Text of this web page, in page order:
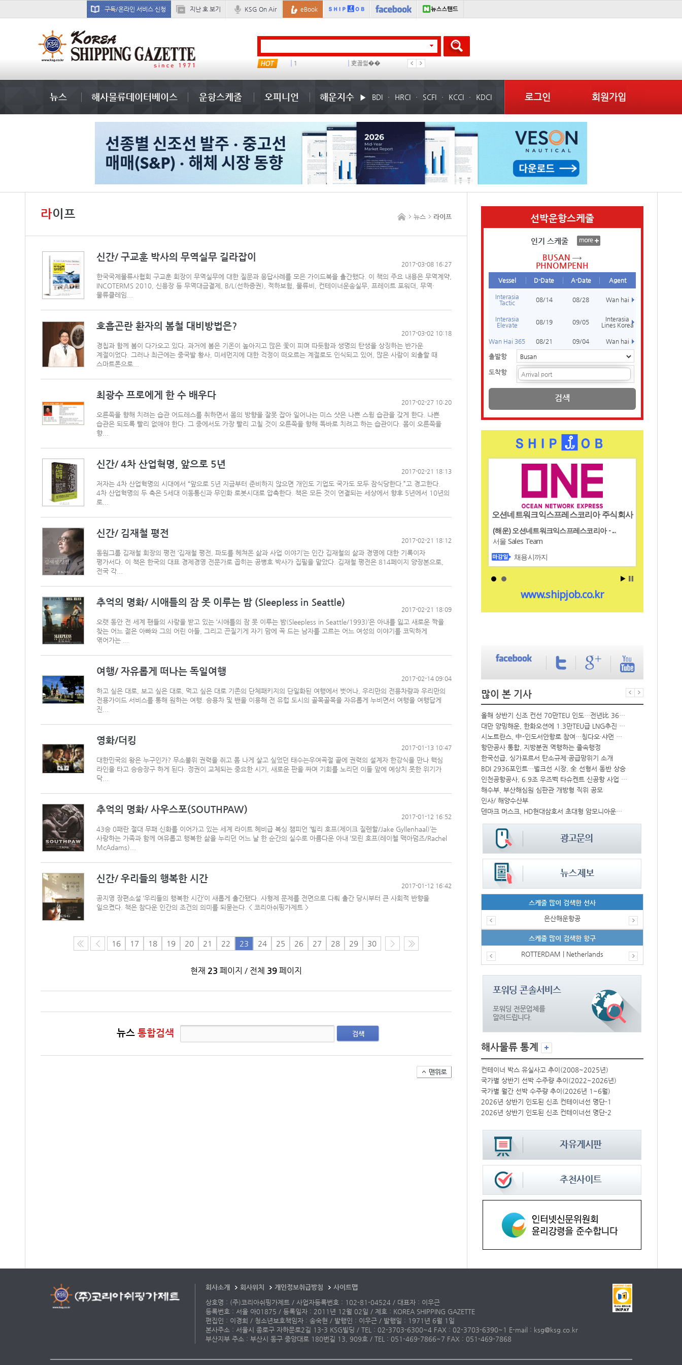
구독/온라인 서비스 신청 지난 호 보기 KSG On Air eBook
국제선박투자운용 ���ͤ 컨테이너 임대사 1 吏꾪씗�� 국제선박투자운용
뉴스 해사물류데이터베이스 운항스케줄 오피니언 해운지수 BDI HRCI SCFI KCCI KDCI 로그인 회원가입
라이프 뉴스 라이프
신간/ 구교훈 박사의 무역실무 길라잡이
2017-03-08 16:27
한국국제물류사협회 구교훈 회장이 무역실무에 대한 질문과 응답사례를 모은 가이드북을 출간했다. 이 책의 주요 내용은 무역계약,
INCOTERMS 2010, 신용장 등 무역대금결제, B/L(선하증권), 적하보험, 물류비, 컨테이너운송실무, 프레이트 포워더, 무역·
물류클레임...
호흡곤란 환자의 봄철 대비방법은?
2017-03-02 10:18
경칩과 함께 봄이 다가오고 있다. 과거에 봄은 기온이 높아지고 많은 꽃이 피며 따듯함과 생명의 탄생을 상징하는 반가운
계절이었다. 그러나 최근에는 중국발 황사, 미세먼지에 대한 걱정이 떠오르는 계절로도 인식되고 있어, 많은 사람이 외출할 때
스마트폰으로...
최광수 프로에게 한 수 배우다
2017-02-27 10:20
오른쪽을 향해 치려는 습관 어드레스를 취하면서 몸의 방향을 잘못 잡아 일어나는 미스 샷은 나쁜 스윙 습관을 갖게 한다. 나쁜
습관은 되도록 빨리 없애야 한다. 그 중에서도 가장 빨리 고칠 것이 오른쪽을 향해 똑바로 치려고 하는 습관이다. 몸이 오른쪽을
향...
신간/ 4차 산업혁명, 앞으로 5년
2017-02-21 18:13
저자는 4차 산업혁명의 시대에서 “앞으로 5년 지금부터 준비하지 않으면 개인도 기업도 국가도 모두 잠식당한다.”고 경고한다.
4차 산업혁명의 두 축은 5세대 이동통신과 무인화 로봇시대로 압축한다. 책은 모든 것이 연결되는 세상에서 향후 5년에서 10년의
로...
신간/ 김재철 평전
2017-02-21 18:12
동원그룹 김재철 회장의 평전 ‘김재철 평전, 파도를 헤쳐온 삶과 사업 이야기’는 인간 김재철의 삶과 경영에 대한 기록이자
평가서다. 이 책은 한국의 대표 경제경영 전문가로 꼽히는 공병호 박사가 집필을 맡았다. 김재철 평전은 814페이지 양장본으로,
전국 각...
추억의 명화/ 시애틀의 잠 못 이루는 밤 (Sleepless in Seattle)
2017-02-21 18:09
오랫 동안 전 세계 팬들의 사랑을 받고 있는 ‘시애틀의 잠 못 이루는 밤(Sleepless in Seattle/1993)’은 아내를 잃고 새로운 짝을
찾는 어느 젊은 아빠와 그의 어린 아들, 그리고 끈질기게 자기 맘에 꼭 드는 남자를 고르는 어느 여성의 이야기를 코믹하게
엮어가는 ...
여행/ 자유롭게 떠나는 독일여행
2017-02-14 09:04
하고 싶은 대로, 보고 싶은 대로, 먹고 싶은 대로 기존의 단체패키지의 단일화된 여행에서 벗어나, 우리만의 전용차량과 우리만의
전용가이드 서비스를 통해 원하는 여행. 승용차 및 밴을 이용해 전 유럽 도시의 골목골목을 자유롭게 누비면서 여행을 여행답게
진...
영화/더킹
2017-01-13 10:47
대한민국의 왕은 누구인가? 무소불위 권력을 쥐고 폼 나게 살고 싶었던 태수는우여곡절 끝에 권력의 설계자 한강식을 만나 핵심
라인을 타고 승승장구 하게 된다. 정권이 교체되는 중요한 시기, 새로운 판을 짜며 기회를 노리던 이들 앞에 예상치 못한 위기가
닥...
추억의 명화/ 사우스포(SOUTHPAW)
2017-01-12 16:52
43승 0패란 절대 무패 신화를 이어가고 있는 세계 라이트 헤비급 복싱 챔피언 ‘빌리 호프(제이크 질렌할/Jake Gyllenhaal)’는
사랑하는 가족과 함께 여유롭고 행복한 삶을 누리던 어느 날 한 순간의 실수로 아름다운 아내 ‘모린 호프(레이첼 맥아덤즈/Rachel
McAdams)...
신간/ 우리들의 행복한 시간
2017-01-12 16:42
공지영 장편소설 ‘우리들의 행복한 시간’이 새롭게 출간됐다. 사형제 문제를 전면으로 다뤄 출간 당시부터 큰 사회적 반향을
일으켰다. 책은 참다운 인간의 조건의 의미를 되묻는다. < 코리아쉬핑가제트 >
16 17 18 19 20 21 22 23 24 25 26 27 28 29 30
현재 23 페이지 / 전체 39페이지
뉴스 통합검색 검색
선박운항스케줄
인기 스케줄
BUSAN
PHNOMPENH
Vessel D-Date A-Date Agent
Interasia
Tactic
08/14 08/28 Wan hai
Interasia
Elevate
08/19 09/05
Interasia
Lines Korea
Wan Hai 365 08/21 09/04 Wan hai
출발항
도착항
검색
많이 본 기사
컨운임지수 4주만에 반등…美·중동 두자릿수↑
프랑스 CMA CGM, 2분기 순이익 1.1조…48%↑
올해 상반기 신조 컨선 70만TEU 인도…전년比 36% 감소
대만 양밍해운, 한화오션에 1.3만TEU급 LNG추진 컨선 6척 발주
시노트란스, 中-인도서안항로 참여…칭다오·샤먼 직항
항만공사 통합, 지방분권 역행하는 졸속행정
한국선급, 싱가포르서 탄소규제·공급망위기 소개
BDI 2936포인트…벌크선 시장, 全 선형서 동반 상승
인천공항공사, 6.9조 우즈벡 타슈켄트 신공항 사업 참여
해수부, 부산해심원 심판관 개방형 직위 공모
인사/ 해양수산부
덴마크 머스크, HD현대삼호서 초대형 암모니아운반선 인도받아
스케줄 많이 검색한 선사
은산해운항공
스케줄 많이 검색한 항구
ROTTERDAM | Netherlands
해사물류 통계
컨테이너 박스 유실사고 추이(2008~2025년)
국가별 상반기 선박 수주량 추이(2022~2026년)
컨테이너 박스 유실사고 추이(2008~2025년)
국가별 상반기 선박 수주량 추이(2022~2026년)
국가별 월간 선박 수주량 추이(2026년 1~6월)
2026년 상반기 인도된 신조 컨테이너선 명단-1
2026년 상반기 인도된 신조 컨테이너선 명단-2
회사소개 회사위치 개인정보취급방침
사이트맵
상호명 : (주)코리아쉬핑가제트 / 사업자등록번호 : 102-81-04524 / 대표자 : 이우근
등록번호 : 서울 아01875 / 등록일자 : 2011년 12월 02일 / 제호 : KOREA SHIPPING GAZETTE
편집인 : 이경희 / 청소년보호책임자 : 송숙현 / 발행인 : 이우근 / 발행일 : 1971년 6월 1일
본사주소 : 서울시 종로구 자하문로2길 13-3 KSG빌딩 / TEL : 02-3703-6300~4 FAX : 02-3703-6390~1 E-mail : ksg@ksg.co.kr
부산지부 주소 : 부산시 동구 중앙대로 180번길 13, 909호 / TEL : 051-469-7866~7 FAX : 051-469-7868